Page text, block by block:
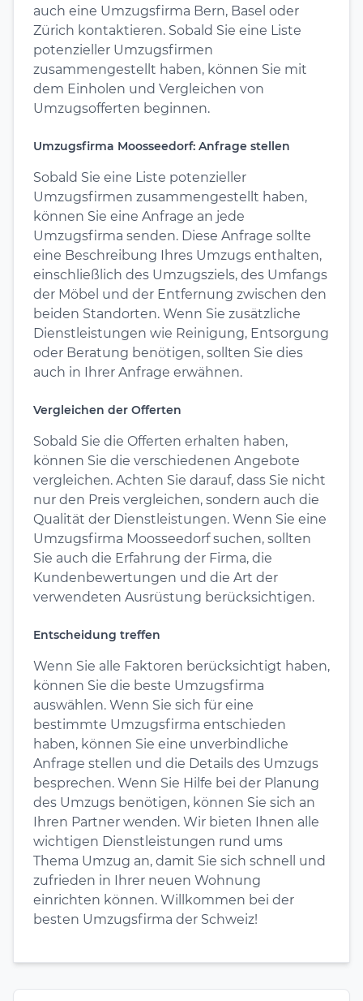
auch eine Umzugsfirma Bern, Basel oder
Zürich kontaktieren. Sobald Sie eine Liste
potenzieller Umzugsfirmen
zusammengestellt haben, können Sie mit
dem Einholen und Vergleichen von
Umzugsofferten beginnen.
Umzugsfirma Moosseedorf: Anfrage stellen
Sobald Sie eine Liste potenzieller
Umzugsfirmen zusammengestellt haben,
können Sie eine Anfrage an jede
Umzugsfirma senden. Diese Anfrage sollte
eine Beschreibung Ihres Umzugs enthalten,
einschließlich des Umzugsziels, des Umfangs
der Möbel und der Entfernung zwischen den
beiden Standorten. Wenn Sie zusätzliche
Dienstleistungen wie Reinigung, Entsorgung
oder Beratung benötigen, sollten Sie dies
auch in Ihrer Anfrage erwähnen.
Vergleichen der Offerten
Sobald Sie die Offerten erhalten haben,
können Sie die verschiedenen Angebote
vergleichen. Achten Sie darauf, dass Sie nicht
nur den Preis vergleichen, sondern auch die
Qualität der Dienstleistungen. Wenn Sie eine
Umzugsfirma Moosseedorf suchen, sollten
Sie auch die Erfahrung der Firma, die
Kundenbewertungen und die Art der
verwendeten Ausrüstung berücksichtigen.
Entscheidung treffen
Wenn Sie alle Faktoren berücksichtigt haben,
können Sie die beste Umzugsfirma
auswählen. Wenn Sie sich für eine
bestimmte Umzugsfirma entschieden
haben, können Sie eine unverbindliche
Anfrage stellen und die Details des Umzugs
besprechen. Wenn Sie Hilfe bei der Planung
des Umzugs benötigen, können Sie sich an
Ihren Partner wenden. Wir bieten Ihnen alle
wichtigen Dienstleistungen rund ums
Thema Umzug an, damit Sie sich schnell und
zufrieden in Ihrer neuen Wohnung
einrichten können. Willkommen bei der
besten Umzugsfirma der Schweiz!